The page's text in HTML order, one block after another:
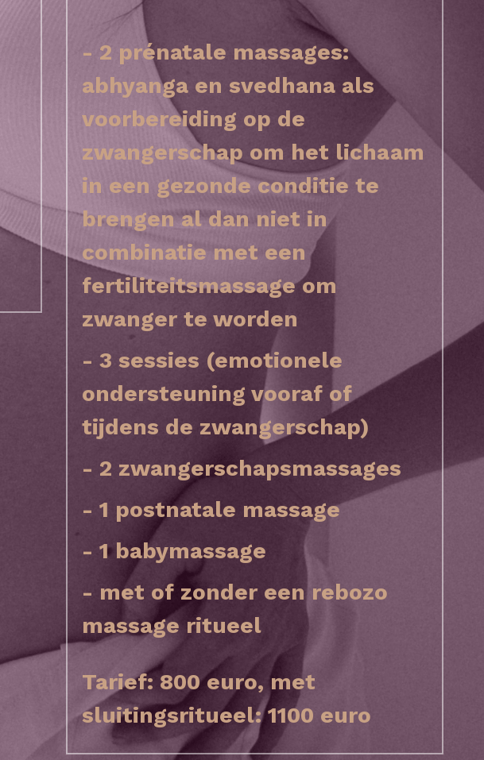
- 2 prénatale massages:
abhyanga en svedhana als
voorbereiding op de
zwangerschap om het lichaam
in een gezonde conditie te
brengen al dan niet in
combinatie met een
fertiliteitsmassage om
zwanger te worden
- 3 sessies (emotionele
ondersteuning vooraf of
tijdens de zwangerschap)
- 2 zwangerschapsmassages
- 1 postnatale massage
- 1 babymassage
- met of zonder een rebozo
massage ritueel
Tarief: 800 euro, met
sluitingsritueel: 1100 euro